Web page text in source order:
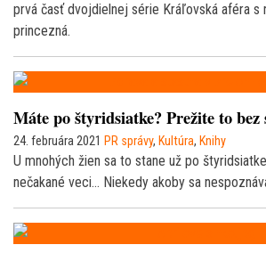
prvá časť dvojdielnej série Kráľovská aféra s
princezná.
Máte po štyridsiatke? Prežite to
24. februára 2021 PR správy, Kultúra, Knihy
U mnohých žien sa to stane už po
nečakané veci… Niekedy akoby sa